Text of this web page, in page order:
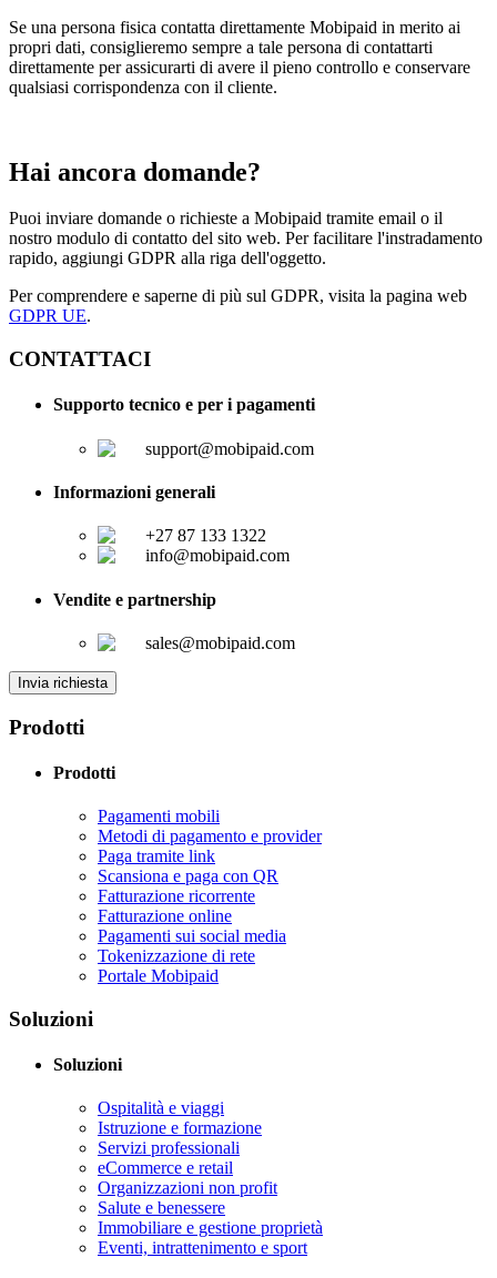
Se una persona fisica contatta direttamente Mobipaid in merito ai
propri dati, consiglieremo sempre a tale persona di contattarti
direttamente per assicurarti di avere il pieno controllo e conservare
qualsiasi corrispondenza con il cliente.
Hai ancora domande?
Puoi inviare domande o richieste a Mobipaid tramite email o il
nostro modulo di contatto del sito web. Per facilitare l'instradamento
rapido, aggiungi GDPR alla riga dell'oggetto.
Per comprendere e saperne di più sul GDPR, visita la pagina web
GDPR UE.
CONTATTACI
Supporto tecnico e per i pagamenti
support@mobipaid.com
Informazioni generali
+27 87 133 1322
info@mobipaid.com
Vendite e partnership
sales@mobipaid.com
Invia richiesta
Prodotti
Prodotti
Pagamenti mobili
Metodi di pagamento e provider
Paga tramite link
Scansiona e paga con QR
Fatturazione ricorrente
Fatturazione online
Pagamenti sui social media
Tokenizzazione di rete
Portale Mobipaid
Soluzioni
Soluzioni
Ospitalità e viaggi
Istruzione e formazione
Servizi professionali
eCommerce e retail
Organizzazioni non profit
Salute e benessere
Immobiliare e gestione proprietà
Eventi, intrattenimento e sport